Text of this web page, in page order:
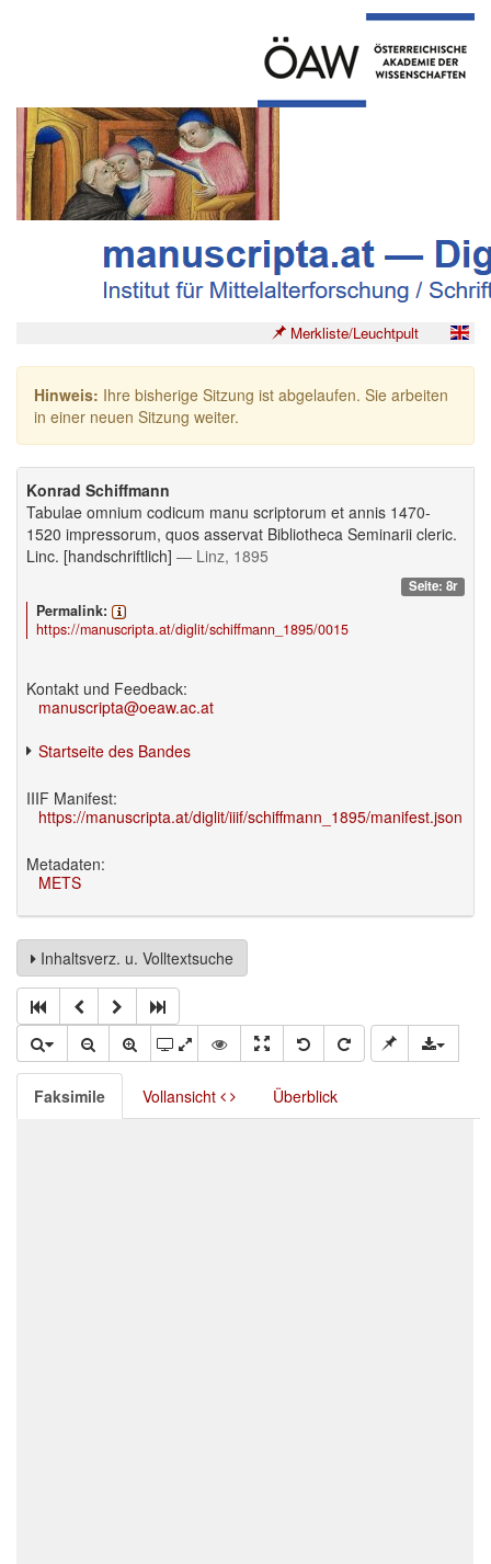
Merkliste/Leuchtpult
Hinweis: Ihre bisherige Sitzung ist abgelaufen. Sie arbeiten
in einer neuen Sitzung weiter.
Konrad Schiffmann
Tabulae omnium codicum manu scriptorum et annis 1470-
1520 impressorum, quos asservat Bibliotheca Seminarii cleric.
Linc. [handschriftlich] — Linz, 1895
Seite: 8r
Permalink:
https://manuscripta.at/diglit/schiffmann_1895/0015
Kontakt und Feedback:
manuscripta@oeaw.ac.at
Startseite des Bandes
IIIF Manifest:
https://manuscripta.at/diglit/iiif/schiffmann_1895/manifest.json
Metadaten:
METS
Inhaltsverz. u. Volltextsuche
Faksimile Vollansicht Überblick